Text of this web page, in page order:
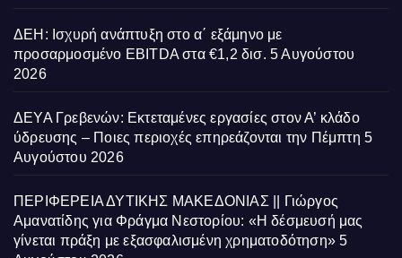
ΔΕΗ: Ισχυρή ανάπτυξη στο α΄ εξάμηνο με
προσαρμοσμένο EBITDA στα €1,2 δισ. 5 Αυγούστου
2026
ΔΕΥΑ Γρεβενών: Εκτεταμένες εργασίες στον Α’ κλάδο
ύδρευσης – Ποιες περιοχές επηρεάζονται την Πέμπτη 5
Αυγούστου 2026
ΠΕΡΙΦΕΡΕΙΑ ΔΥΤΙΚΗΣ ΜΑΚΕΔΟΝΙΑΣ || Γιώργος
Αμανατίδης για Φράγμα Νεστορίου: «Η δέσμευσή μας
γίνεται πράξη με εξασφαλισμένη χρηματοδότηση» 5